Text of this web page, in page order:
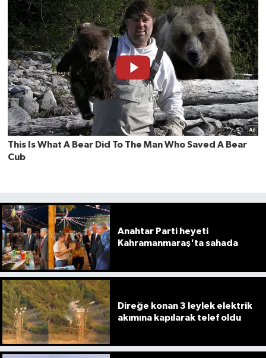
Anahtar Parti heyeti
Kahramanmaraş'ta sahada
Direğe konan 3 leylek elektrik
akımına kapılarak telef oldu